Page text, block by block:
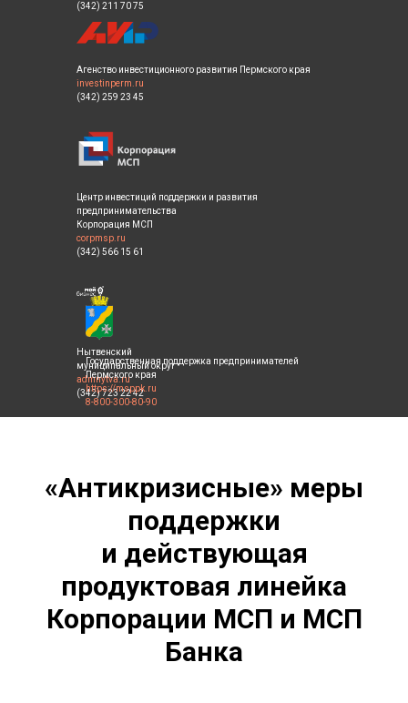
(342) 211 70 75
Агенство инвестиционного развития Пермского края
investinperm.ru
(342) 259 23 45
Центр инвестиций поддержки и развития
предпринимательства
Корпорация МСП
corpmsp.ru
(342) 566 15 61
Нытвенский
муниципальный округ
admnytva.ru
(342) 723 22 42
Государственная поддержка предпринимателей
Пермского края
https://msppk.ru
8-800-300-80-90
«Антикризисные» меры
поддержки
и действующая
продуктовая линейка
Корпорации МСП и МСП
Банка